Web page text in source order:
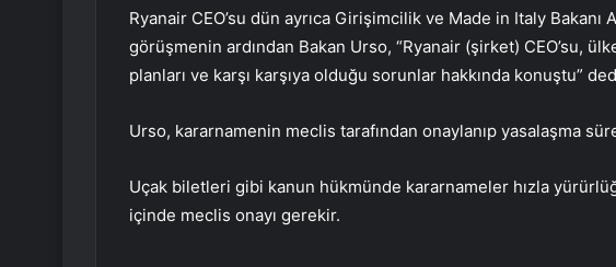
Ryanair CEO’su dün ayrıca Girişimcilik ve Made in Italy
görüşmenin ardından Bakan Urso, “Ryanair (şirket) CEO’su,
planları ve karşı karşıya olduğu sorunlar hakkında konuştu”
Urso, kararnamenin meclis tarafından onaylanıp yasalaşma
Uçak biletleri gibi kanun hükmünde kararnameler hızla
içinde meclis onayı gerekir.